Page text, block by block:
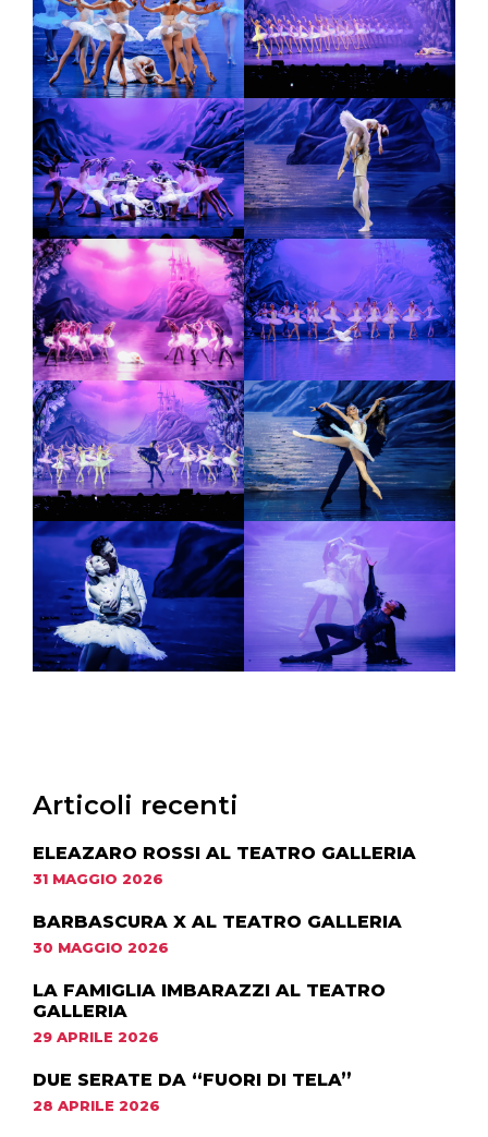
Articoli recenti
ELEAZARO ROSSI AL TEATRO GALLERIA
31 MAGGIO 2026
BARBASCURA X AL TEATRO GALLERIA
30 MAGGIO 2026
LA FAMIGLIA IMBARAZZI AL TEATRO
GALLERIA
29 APRILE 2026
DUE SERATE DA “FUORI DI TELA”
28 APRILE 2026